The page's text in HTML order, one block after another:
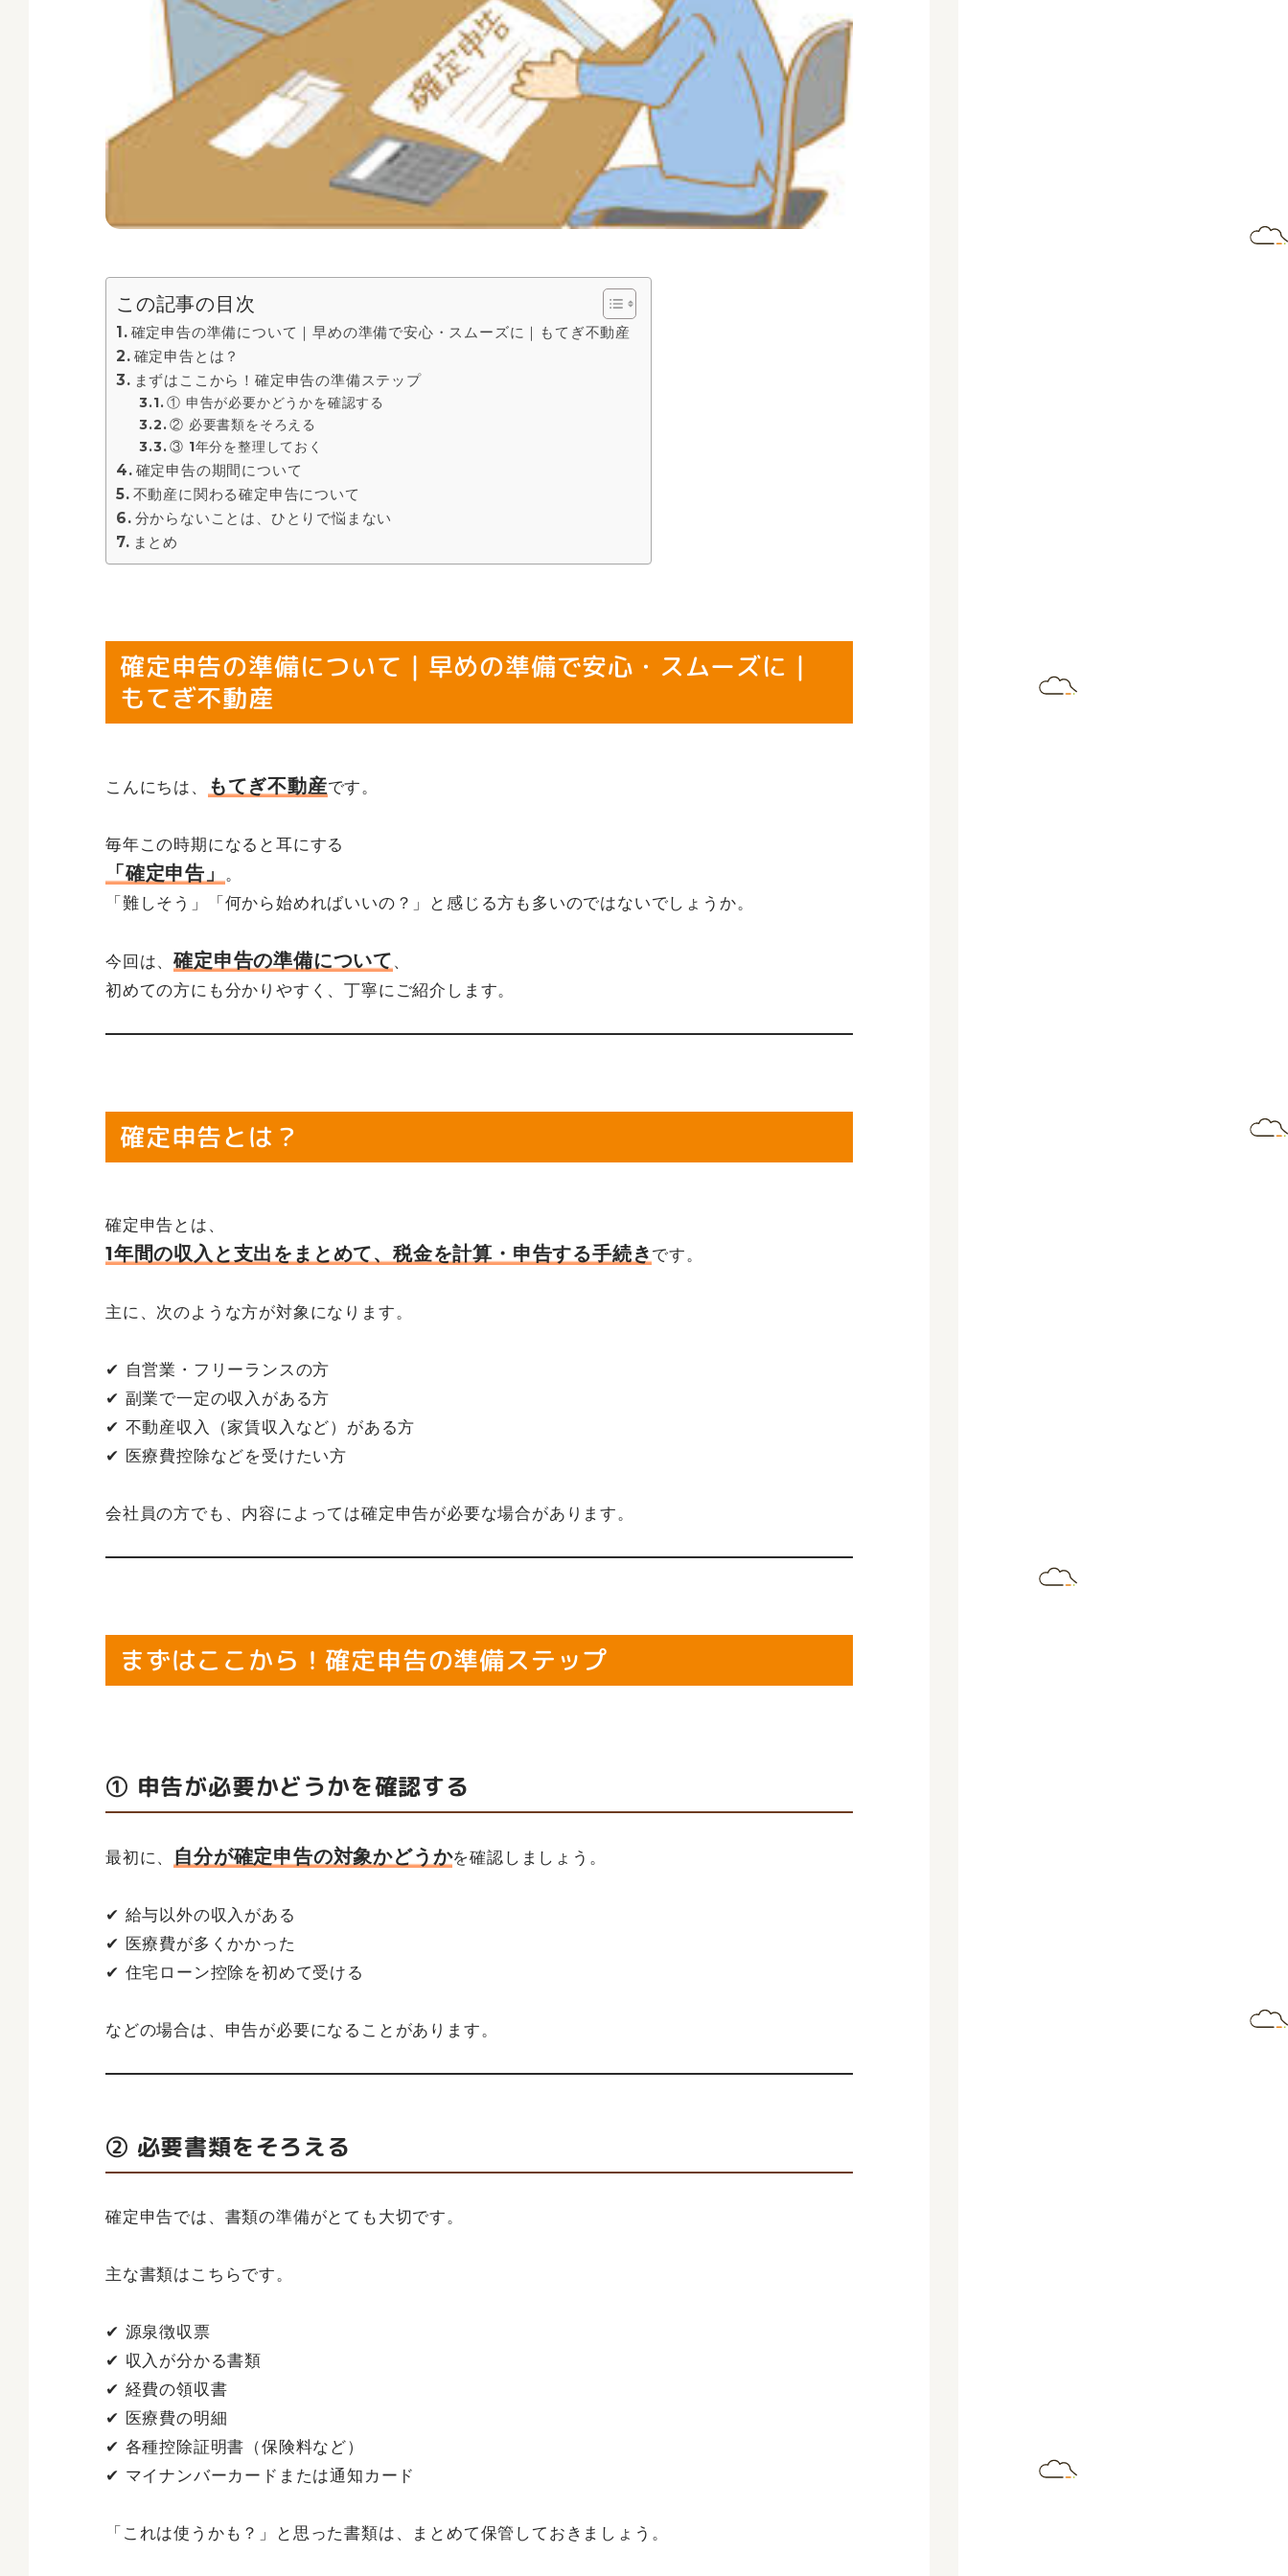
この記事の目次
確定申告の準備について｜早めの準備で安心・スムーズに｜もてぎ不動産
確定申告とは？
まずはここから！確定申告の準備ステップ
① 申告が必要かどうかを確認する
② 必要書類をそろえる
③ 1年分を整理しておく
確定申告の期間について
不動産に関わる確定申告について
分からないことは、ひとりで悩まない
まとめ
確定申告の準備について｜早めの準備で安心・スムーズに｜
もてぎ不動産
こんにちは、 もてぎ不動産です。
毎年この時期になると耳にする
「確定申告」
。
「難しそう」「何から始めればいいの？」と感じる方も多いのではないでしょうか。
今回は、確定申告の準備について 、
初めての方にも分かりやすく、丁寧にご紹介します。
確定申告とは？
確定申告とは、
1年間の収入と支出をまとめて、税金を計算・申告する手続き です。
主に、次のような方が対象になります。
✔ 自営業・フリーランスの方
✔ 副業で一定の収入がある方
✔ 不動産収入（家賃収入など）がある方
✔ 医療費控除などを受けたい方
会社員の方でも、内容によっては確定申告が必要な場合があります。
まずはここから！確定申告の準備ステップ
① 申告が必要かどうかを確認する
最初に、 自分が確定申告の対象かどうかを確認しましょう。
✔ 給与以外の収入がある
✔ 医療費が多くかかった
✔ 住宅ローン控除を初めて受ける
などの場合は、申告が必要になることがあります。
② 必要書類をそろえる
確定申告では、書類の準備がとても大切です。
主な書類はこちらです。
✔ 源泉徴収票
✔ 収入が分かる書類
✔ 経費の領収書
✔ 医療費の明細
✔ 各種控除証明書（保険料など）
✔ マイナンバーカードまたは通知カード
「これは使うかも？」と思った書類は、まとめて保管しておきましょう。